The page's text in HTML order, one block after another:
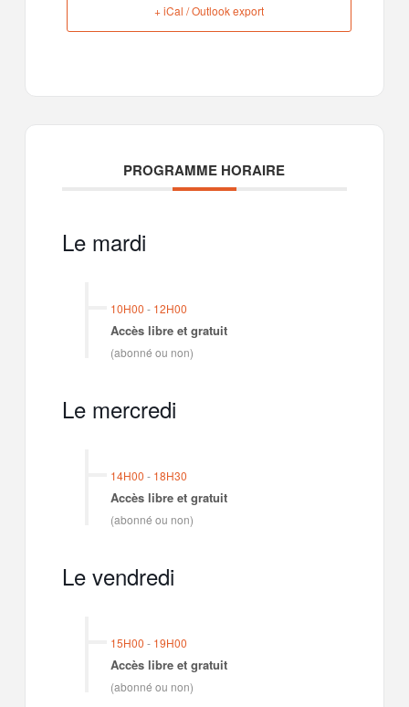
+ iCal / Outlook export
PROGRAMME HORAIRE
Le mardi
10H00 - 12H00
Accès libre et gratuit
(abonné ou non)
Le mercredi
14H00 - 18H30
Accès libre et gratuit
(abonné ou non)
Le vendredi
15H00 - 19H00
Accès libre et gratuit
(abonné ou non)